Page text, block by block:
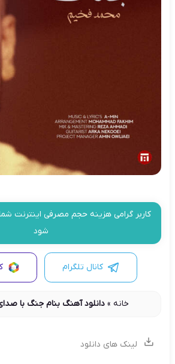
کاربر گرامی هزینه حجم مصرفی اینترنت
شود
کانال تلگرام
خانه »دانلود آهنگ بنام جنگ با
لینک های دانلود